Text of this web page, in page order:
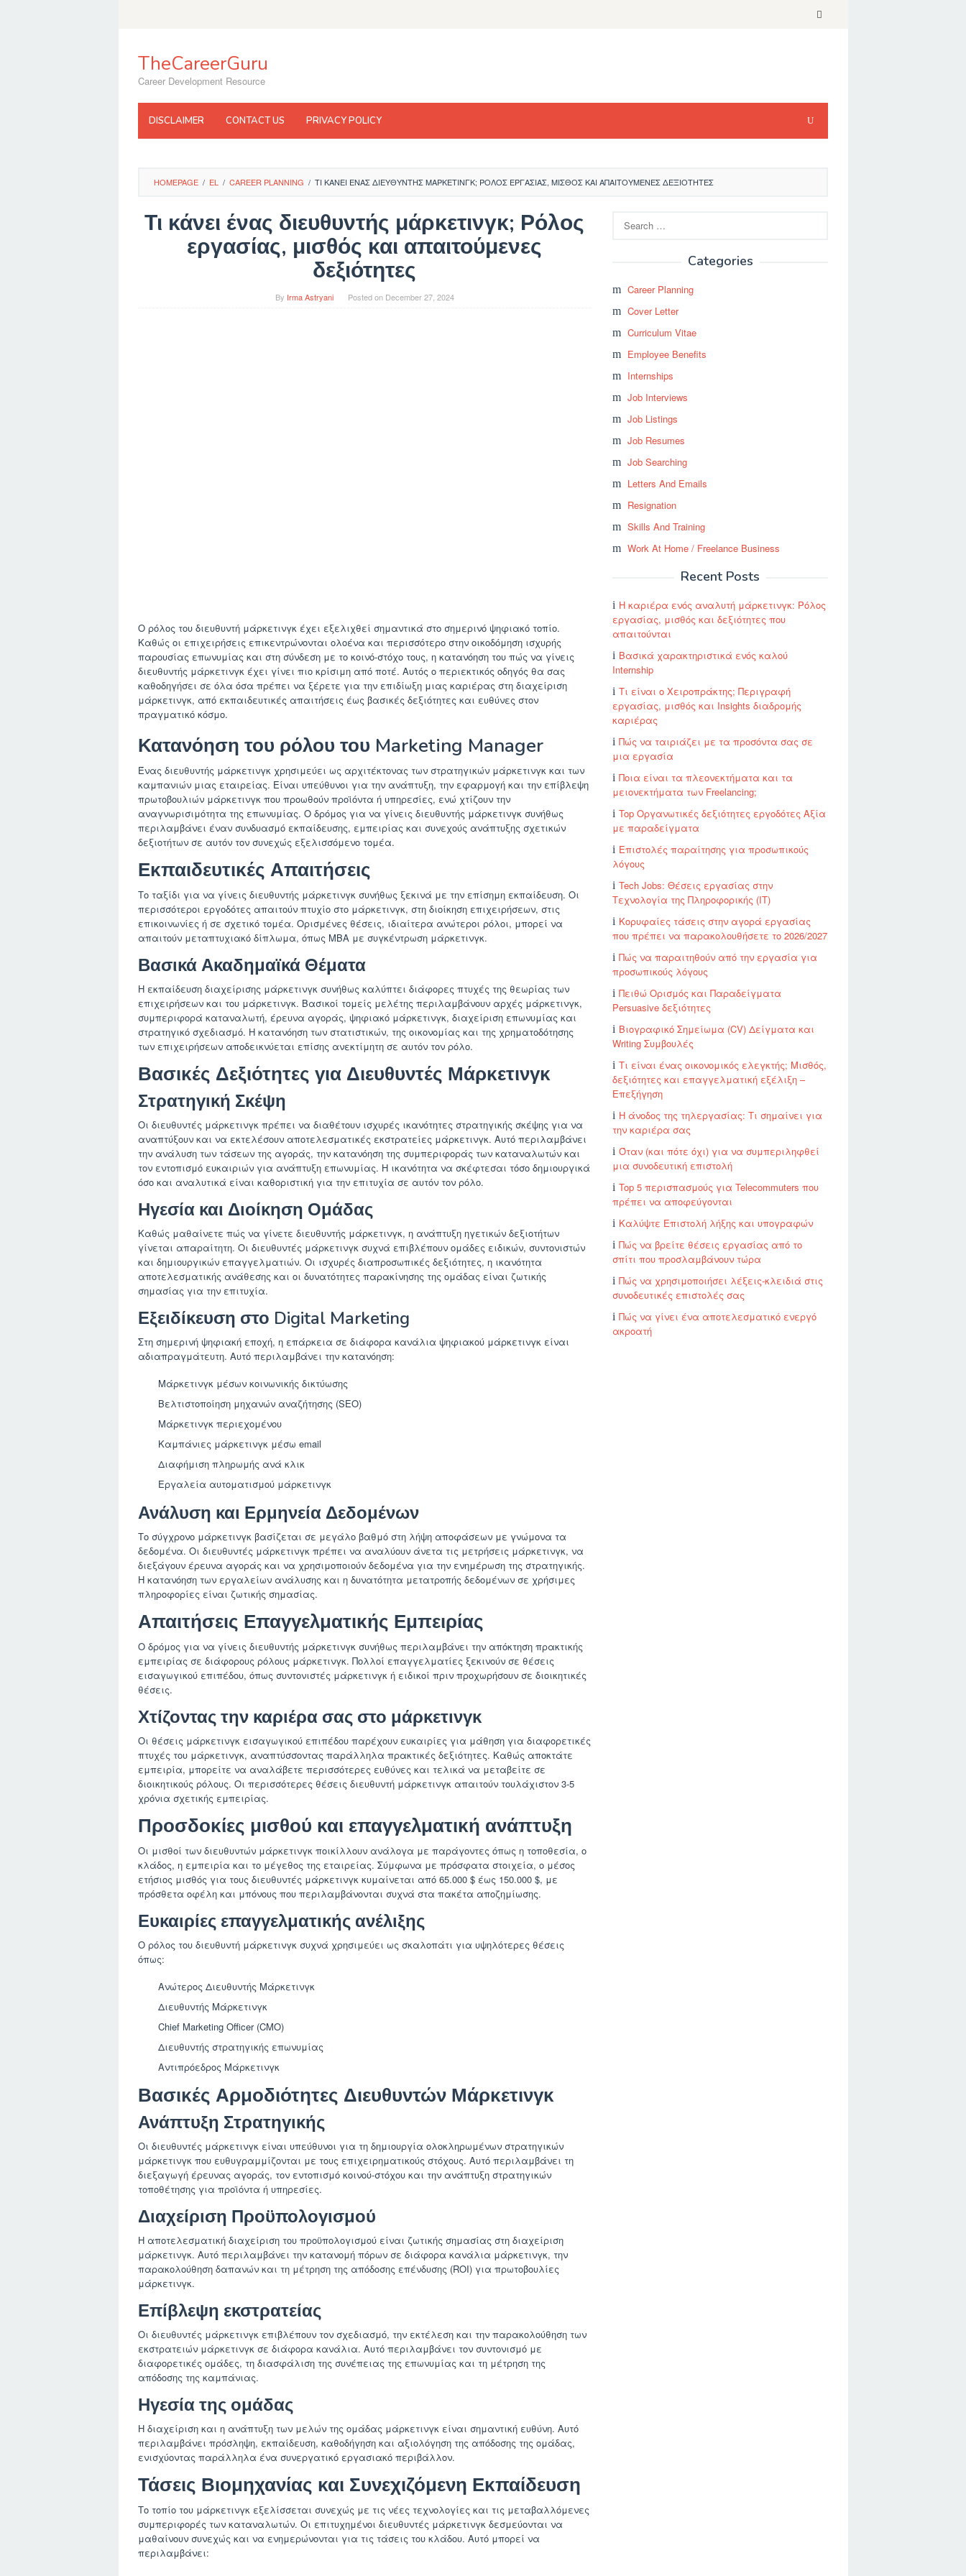
TheCareerGuru
Career Development Resource
DISCLAIMER CONTACT US PRIVACY POLICY
HOMEPAGE / EL / CAREER PLANNING / ΤΙ ΚΆΝΕΙ ΈΝΑΣ ΔΙΕΥΘΥΝΤΉΣ ΜΆΡΚΕΤΙΝΓΚ; ΡΌΛΟΣ ΕΡΓΑΣΊΑΣ, ΜΙΣΘΌΣ ΚΑΙ ΑΠΑΙΤΟΎΜΕΝΕΣ ΔΕΞΙΌΤΗΤΕΣ
Τι κάνει ένας διευθυντής μάρκετινγκ; Ρόλος
εργασίας, μισθός και απαιτούμενες
δεξιότητες
By Irma Astryani Posted on December 27, 2024
Ο ρόλος του διευθυντή μάρκετινγκ έχει εξελιχθεί σημαντικά στο σημερινό ψηφιακό τοπίο.
Καθώς οι επιχειρήσεις επικεντρώνονται ολοένα και περισσότερο στην οικοδόμηση ισχυρής
παρουσίας επωνυμίας και στη σύνδεση με το κοινό-στόχο τους, η κατανόηση του πώς να γίνεις
διευθυντής μάρκετινγκ έχει γίνει πιο κρίσιμη από ποτέ. Αυτός ο περιεκτικός οδηγός θα σας
καθοδηγήσει σε όλα όσα πρέπει να ξέρετε για την επιδίωξη μιας καριέρας στη διαχείριση
μάρκετινγκ, από εκπαιδευτικές απαιτήσεις έως βασικές δεξιότητες και ευθύνες στον
πραγματικό κόσμο.
Κατανόηση του ρόλου του Marketing Manager
Ένας διευθυντής μάρκετινγκ χρησιμεύει ως αρχιτέκτονας των στρατηγικών μάρκετινγκ και των
καμπανιών μιας εταιρείας. Είναι υπεύθυνοι για την ανάπτυξη, την εφαρμογή και την επίβλεψη
πρωτοβουλιών μάρκετινγκ που προωθούν προϊόντα ή υπηρεσίες, ενώ χτίζουν την
αναγνωρισιμότητα της επωνυμίας. Ο δρόμος για να γίνεις διευθυντής μάρκετινγκ συνήθως
περιλαμβάνει έναν συνδυασμό εκπαίδευσης, εμπειρίας και συνεχούς ανάπτυξης σχετικών
δεξιοτήτων σε αυτόν τον συνεχώς εξελισσόμενο τομέα.
Εκπαιδευτικές Απαιτήσεις
Το ταξίδι για να γίνεις διευθυντής μάρκετινγκ συνήθως ξεκινά με την επίσημη εκπαίδευση. Οι
περισσότεροι εργοδότες απαιτούν πτυχίο στο μάρκετινγκ, στη διοίκηση επιχειρήσεων, στις
επικοινωνίες ή σε σχετικό τομέα. Ορισμένες θέσεις, ιδιαίτερα ανώτεροι ρόλοι, μπορεί να
απαιτούν μεταπτυχιακό δίπλωμα, όπως MBA με συγκέντρωση μάρκετινγκ.
Βασικά Ακαδημαϊκά Θέματα
Η εκπαίδευση διαχείρισης μάρκετινγκ συνήθως καλύπτει διάφορες πτυχές της θεωρίας των
επιχειρήσεων και του μάρκετινγκ. Βασικοί τομείς μελέτης περιλαμβάνουν αρχές μάρκετινγκ,
συμπεριφορά καταναλωτή, έρευνα αγοράς, ψηφιακό μάρκετινγκ, διαχείριση επωνυμίας και
στρατηγικό σχεδιασμό. Η κατανόηση των στατιστικών, της οικονομίας και της χρηματοδότησης
των επιχειρήσεων αποδεικνύεται επίσης ανεκτίμητη σε αυτόν τον ρόλο.
Βασικές Δεξιότητες για Διευθυντές Μάρκετινγκ
Στρατηγική Σκέψη
Οι διευθυντές μάρκετινγκ πρέπει να διαθέτουν ισχυρές ικανότητες στρατηγικής σκέψης για να
αναπτύξουν και να εκτελέσουν αποτελεσματικές εκστρατείες μάρκετινγκ. Αυτό περιλαμβάνει
την ανάλυση των τάσεων της αγοράς, την κατανόηση της συμπεριφοράς των καταναλωτών και
τον εντοπισμό ευκαιριών για ανάπτυξη επωνυμίας. Η ικανότητα να σκέφτεσαι τόσο δημιουργικά
όσο και αναλυτικά είναι καθοριστική για την επιτυχία σε αυτόν τον ρόλο.
Ηγεσία και Διοίκηση Ομάδας
Καθώς μαθαίνετε πώς να γίνετε διευθυντής μάρκετινγκ, η ανάπτυξη ηγετικών δεξιοτήτων
γίνεται απαραίτητη. Οι διευθυντές μάρκετινγκ συχνά επιβλέπουν ομάδες ειδικών, συντονιστών
και δημιουργικών επαγγελματιών. Οι ισχυρές διαπροσωπικές δεξιότητες, η ικανότητα
αποτελεσματικής ανάθεσης και οι δυνατότητες παρακίνησης της ομάδας είναι ζωτικής
σημασίας για την επιτυχία.
Εξειδίκευση στο Digital Marketing
Στη σημερινή ψηφιακή εποχή, η επάρκεια σε διάφορα κανάλια ψηφιακού μάρκετινγκ είναι
αδιαπραγμάτευτη. Αυτό περιλαμβάνει την κατανόηση:
Μάρκετινγκ μέσων κοινωνικής δικτύωσης
Βελτιστοποίηση μηχανών αναζήτησης (SEO)
Μάρκετινγκ περιεχομένου
Καμπάνιες μάρκετινγκ μέσω email
Διαφήμιση πληρωμής ανά κλικ
Εργαλεία αυτοματισμού μάρκετινγκ
Ανάλυση και Ερμηνεία Δεδομένων
Το σύγχρονο μάρκετινγκ βασίζεται σε μεγάλο βαθμό στη λήψη αποφάσεων με γνώμονα τα
δεδομένα. Οι διευθυντές μάρκετινγκ πρέπει να αναλύουν άνετα τις μετρήσεις μάρκετινγκ, να
διεξάγουν έρευνα αγοράς και να χρησιμοποιούν δεδομένα για την ενημέρωση της στρατηγικής.
Η κατανόηση των εργαλείων ανάλυσης και η δυνατότητα μετατροπής δεδομένων σε χρήσιμες
πληροφορίες είναι ζωτικής σημασίας.
Απαιτήσεις Επαγγελματικής Εμπειρίας
Ο δρόμος για να γίνεις διευθυντής μάρκετινγκ συνήθως περιλαμβάνει την απόκτηση πρακτικής
εμπειρίας σε διάφορους ρόλους μάρκετινγκ. Πολλοί επαγγελματίες ξεκινούν σε θέσεις
εισαγωγικού επιπέδου, όπως συντονιστές μάρκετινγκ ή ειδικοί πριν προχωρήσουν σε διοικητικές
θέσεις.
Χτίζοντας την καριέρα σας στο μάρκετινγκ
Οι θέσεις μάρκετινγκ εισαγωγικού επιπέδου παρέχουν ευκαιρίες για μάθηση για διαφορετικές
πτυχές του μάρκετινγκ, αναπτύσσοντας παράλληλα πρακτικές δεξιότητες. Καθώς αποκτάτε
εμπειρία, μπορείτε να αναλάβετε περισσότερες ευθύνες και τελικά να μεταβείτε σε
διοικητικούς ρόλους. Οι περισσότερες θέσεις διευθυντή μάρκετινγκ απαιτούν τουλάχιστον 3-5
χρόνια σχετικής εμπειρίας.
Προσδοκίες μισθού και επαγγελματική ανάπτυξη
Οι μισθοί των διευθυντών μάρκετινγκ ποικίλλουν ανάλογα με παράγοντες όπως η τοποθεσία, ο
κλάδος, η εμπειρία και το μέγεθος της εταιρείας. Σύμφωνα με πρόσφατα στοιχεία, ο μέσος
ετήσιος μισθός για τους διευθυντές μάρκετινγκ κυμαίνεται από 65.000 $ έως 150.000 $, με
πρόσθετα οφέλη και μπόνους που περιλαμβάνονται συχνά στα πακέτα αποζημίωσης.
Ευκαιρίες επαγγελματικής ανέλιξης
Ο ρόλος του διευθυντή μάρκετινγκ συχνά χρησιμεύει ως σκαλοπάτι για υψηλότερες θέσεις
όπως:
Ανώτερος Διευθυντής Μάρκετινγκ
Διευθυντής Μάρκετινγκ
Chief Marketing Officer (CMO)
Διευθυντής στρατηγικής επωνυμίας
Αντιπρόεδρος Μάρκετινγκ
Βασικές Αρμοδιότητες Διευθυντών Μάρκετινγκ
Ανάπτυξη Στρατηγικής
Οι διευθυντές μάρκετινγκ είναι υπεύθυνοι για τη δημιουργία ολοκληρωμένων στρατηγικών
μάρκετινγκ που ευθυγραμμίζονται με τους επιχειρηματικούς στόχους. Αυτό περιλαμβάνει τη
διεξαγωγή έρευνας αγοράς, τον εντοπισμό κοινού-στόχου και την ανάπτυξη στρατηγικών
τοποθέτησης για προϊόντα ή υπηρεσίες.
Διαχείριση Προϋπολογισμού
Η αποτελεσματική διαχείριση του προϋπολογισμού είναι ζωτικής σημασίας στη διαχείριση
μάρκετινγκ. Αυτό περιλαμβάνει την κατανομή πόρων σε διάφορα κανάλια μάρκετινγκ, την
παρακολούθηση δαπανών και τη μέτρηση της απόδοσης επένδυσης (ROI) για πρωτοβουλίες
μάρκετινγκ.
Επίβλεψη εκστρατείας
Οι διευθυντές μάρκετινγκ επιβλέπουν τον σχεδιασμό, την εκτέλεση και την παρακολούθηση των
εκστρατειών μάρκετινγκ σε διάφορα κανάλια. Αυτό περιλαμβάνει τον συντονισμό με
διαφορετικές ομάδες, τη διασφάλιση της συνέπειας της επωνυμίας και τη μέτρηση της
απόδοσης της καμπάνιας.
Ηγεσία της ομάδας
Η διαχείριση και η ανάπτυξη των μελών της ομάδας μάρκετινγκ είναι σημαντική ευθύνη. Αυτό
περιλαμβάνει πρόσληψη, εκπαίδευση, καθοδήγηση και αξιολόγηση της απόδοσης της ομάδας,
ενισχύοντας παράλληλα ένα συνεργατικό εργασιακό περιβάλλον.
Τάσεις Βιομηχανίας και Συνεχιζόμενη Εκπαίδευση
Το τοπίο του μάρκετινγκ εξελίσσεται συνεχώς με τις νέες τεχνολογίες και τις μεταβαλλόμενες
συμπεριφορές των καταναλωτών. Οι επιτυχημένοι διευθυντές μάρκετινγκ δεσμεύονται να
μαθαίνουν συνεχώς και να ενημερώνονται για τις τάσεις του κλάδου. Αυτό μπορεί να
περιλαμβάνει:
for:
Categories
Career Planning
Cover Letter
Curriculum Vitae
Employee Benefits
Internships
Job Interviews
Job Listings
Job Resumes
Job Searching
Letters And Emails
Resignation
Skills And Training
Work At Home / Freelance Business
Recent Posts
Η καριέρα ενός αναλυτή μάρκετινγκ: Ρόλος
εργασίας, μισθός και δεξιότητες που
απαιτούνται
Βασικά χαρακτηριστικά ενός καλού
Internship
Τι είναι ο Χειροπράκτης; Περιγραφή
εργασίας, μισθός και Insights διαδρομής
καριέρας
Πώς να ταιριάζει με τα προσόντα σας σε
μια εργασία
Ποια είναι τα πλεονεκτήματα και τα
μειονεκτήματα των Freelancing;
Top Οργανωτικές δεξιότητες εργοδότες Αξία
με παραδείγματα
Επιστολές παραίτησης για προσωπικούς
λόγους
Tech Jobs: Θέσεις εργασίας στην
Τεχνολογία της Πληροφορικής (ΙΤ)
Κορυφαίες τάσεις στην αγορά εργασίας
που πρέπει να παρακολουθήσετε το 2026/2027
Πώς να παραιτηθούν από την εργασία για
προσωπικούς λόγους
Πειθώ Ορισμός και Παραδείγματα
Persuasive δεξιότητες
Βιογραφικό Σημείωμα (CV) Δείγματα και
Writing Συμβουλές
Τι είναι ένας οικονομικός ελεγκτής; Μισθός,
δεξιότητες και επαγγελματική εξέλιξη –
Επεξήγηση
Η άνοδος της τηλεργασίας: Τι σημαίνει για
την καριέρα σας
Όταν (και πότε όχι) για να συμπεριληφθεί
μια συνοδευτική επιστολή
Top 5 περισπασμούς για Telecommuters που
πρέπει να αποφεύγονται
Καλύψτε Επιστολή λήξης και υπογραφών
Πώς να βρείτε θέσεις εργασίας από το
σπίτι που προσλαμβάνουν τώρα
Πώς να χρησιμοποιήσει λέξεις-κλειδιά στις
συνοδευτικές επιστολές σας
Πώς να γίνει ένα αποτελεσματικό ενεργό
ακροατή